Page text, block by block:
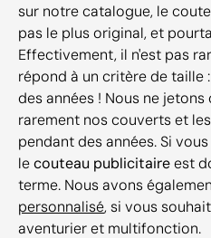
sur notre catalogue, le
pas le plus original, et
Effectivement, il n'est pas
répond à un critère de taille
des années ! Nous ne
rarement nos couverts et
pendant des années. Si
lecouteau publicitaireest
terme. Nous avons
personnalisé, si vous
aventurier et multifonction.